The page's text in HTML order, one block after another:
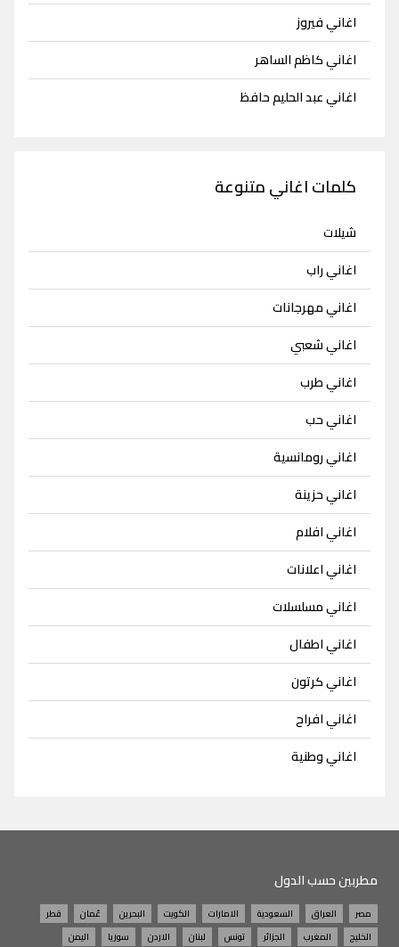
اغاني فيروز
اغاني كاظم الساهر
اغاني عبد الحليم حافظ
كلمات اغاني متنوعة
شيلات
اغاني راب
اغاني مهرجانات
اغاني شعبي
اغاني طرب
اغاني حب
اغاني رومانسية
اغاني حزينة
اغاني افلام
اغاني اعلانات
اغاني مسلسلات
اغاني اطفال
اغاني كرتون
اغاني افراح
اغاني وطنية
مطربين حسب الدول
مصر العراق السعودية الامارات الكويت البحرين عُمان
قطر
الخليج
المغرب الجزائر تونس لبنان الاردن سوريا اليمن